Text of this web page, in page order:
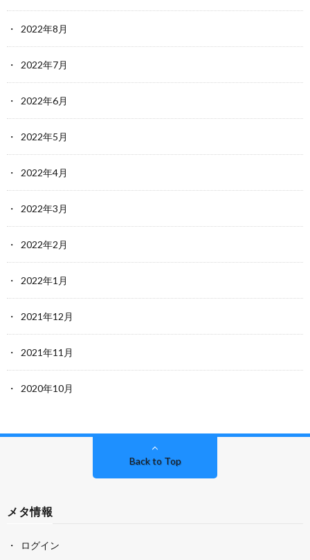
2022年8月
2022年7月
2022年6月
2022年5月
2022年4月
2022年3月
2022年2月
2022年1月
2021年12月
2021年11月
2020年10月
Back to Top
メタ情報
ログイン